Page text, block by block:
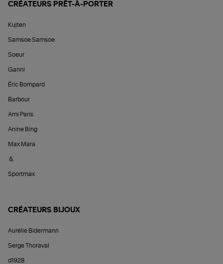
CRÉATEURS PRÊT-À-PORTER
Kujten
Samsoe Samsoe
Soeur
Ganni
Éric Bompard
Barbour
Ami Paris
Anine Bing
Max Mara
&
Sportmax
CRÉATEURS BIJOUX
Aurélie Bidermann
Serge Thoraval
d1928